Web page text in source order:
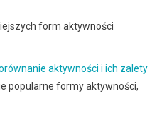
form aktywności
aktywności i ich zalety
popularne formy aktywności,